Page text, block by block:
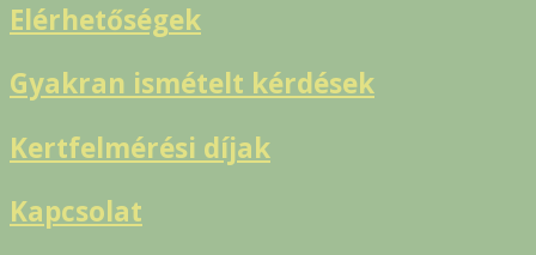
Elérhetőségek
Gyakran ismételt kérdések
Kertfelmérési díjak
Kapcsolat